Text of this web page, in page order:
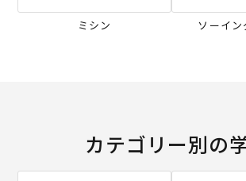
ミシン ソーイン
カテゴリー別の